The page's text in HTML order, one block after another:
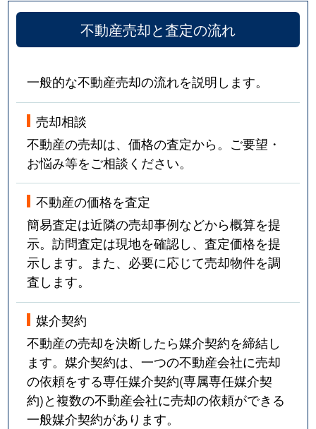
不動産売却と査定の流れ
一般的な不動産売却の流れを説明します。
売却相談
不動産の売却は、価格の査定から。ご要望・
お悩み等をご相談ください。
不動産の価格を査定
簡易査定は近隣の売却事例などから概算を提
示。訪問査定は現地を確認し、査定価格を提
示します。また、必要に応じて売却物件を調
査します。
媒介契約
不動産の売却を決断したら媒介契約を締結し
ます。媒介契約は、一つの不動産会社に売却
の依頼をする専任媒介契約(専属専任媒介契
約)と複数の不動産会社に売却の依頼ができる
一般媒介契約があります。